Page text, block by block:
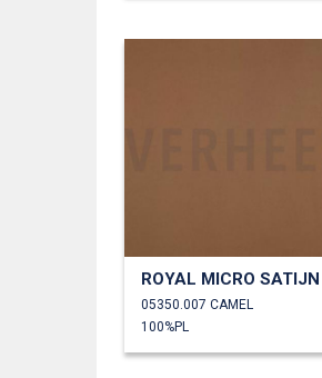
ROYAL MICRO SATIJN
05350.007 CAMEL
100%PL